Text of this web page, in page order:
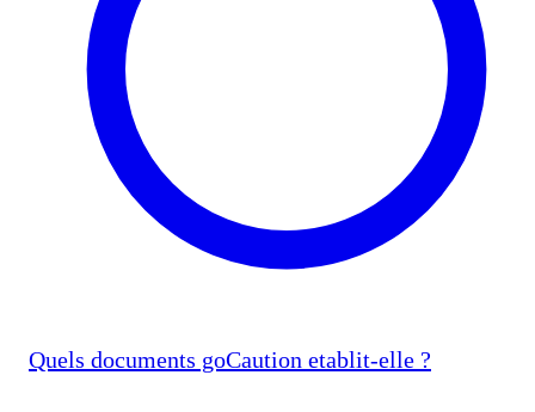
Quels documents goCaution etablit-elle ?